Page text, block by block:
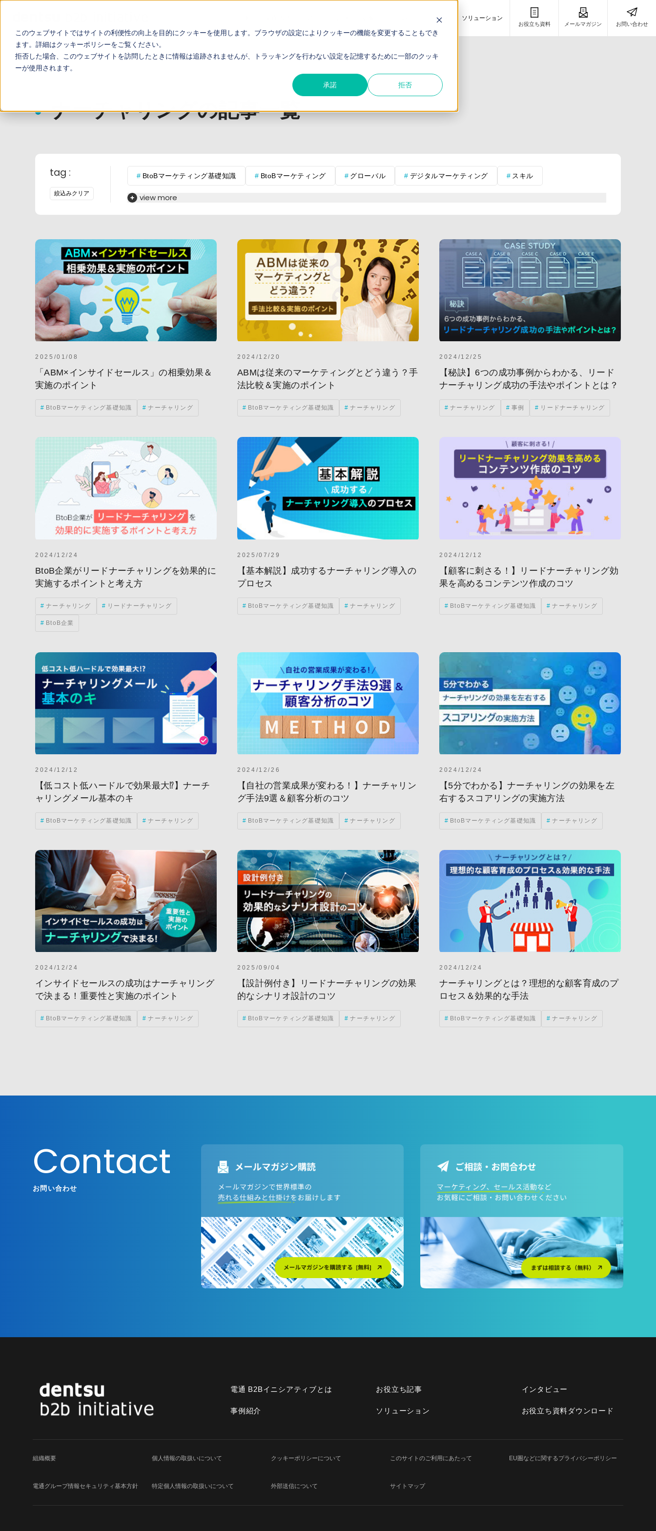
このウェブサイトではサイトの利便性の向上を目的にクッキーを使用します。ブラウザの設定によりクッキーの機能を変更することもでき
ます。詳細はクッキーポリシーをご覧ください。
拒否した場合、このウェブサイトを訪問したときに情報は追跡されませんが、トラッキングを行わない設定を記憶するために一部のクッキ
ーが使用されます。
承諾 拒否
事例 ソリューション
お役立ち資料 メールマガジン お問い合わせ
TOP お役立ち記事
ナーチャリングの記事一覧
tag :
絞込みクリア
BtoBマーケティング基礎知識 BtoBマーケティング グローバル デジタルマーケティング スキル
営業コンサルが語るここだけの話
ナーチャリング 海外展開 ライティング ブランディング 営業戦略 PRM
アメリカ リードナーチャリング リード獲得 海外勤務 ABMツール DX MAツール
インテントデータ グローバルマーケティング チャットボット ツール選定 トランスクリエーション
マーケティング マーケティングトレンド 活用事例 BPM BtoB企業 MA(マーケティングオートメーション)
PDCA RPAツール SaaS インタビュー サイト構築 メトリクス 翻訳 CVR
CX GEO GTM MOps SEO(検索エンジン最適化) SNS WEBマーケティング
クリエイティブ グローススイッチ デマジェン(デマンドジェネレーション) トレンド ホワイトペーパー
事例 代行 営業DX 手法 施策 法人サイト 現状分析
製造業・メーカー 顧客満足度
view more
2025/01/08
「ABM×インサイドセールス」の相乗効果＆
実施のポイント
BtoBマーケティング基礎知識 ナーチャリング
2024/12/20
ABMは従来のマーケティングとどう違う？手
法比較＆実施のポイント
BtoBマーケティング基礎知識 ナーチャリング
2024/12/25
【秘訣】6つの成功事例からわかる、リード
ナーチャリング成功の手法やポイントとは？
ナーチャリング 事例 リードナーチャリング
2024/12/24
BtoB企業がリードナーチャリングを効果的に
実施するポイントと考え方
ナーチャリング リードナーチャリング
BtoB企業
2025/07/29
【基本解説】成功するナーチャリング導入の
プロセス
BtoBマーケティング基礎知識 ナーチャリング
2024/12/12
【顧客に刺さる！】リードナーチャリング効
果を高めるコンテンツ作成のコツ
BtoBマーケティング基礎知識 ナーチャリング
2024/12/12
【低コスト低ハードルで効果最大⁉︎】ナーチ
ャリングメール基本のキ
BtoBマーケティング基礎知識 ナーチャリング
2024/12/26
【自社の営業成果が変わる！】ナーチャリン
グ手法9選＆顧客分析のコツ
BtoBマーケティング基礎知識 ナーチャリング
2024/12/24
【5分でわかる】ナーチャリングの効果を左
右するスコアリングの実施方法
BtoBマーケティング基礎知識 ナーチャリング
2024/12/24
インサイドセールスの成功はナーチャリング
で決まる！重要性と実施のポイント
BtoBマーケティング基礎知識 ナーチャリング
2025/09/04
【設計例付き】リードナーチャリングの効果
的なシナリオ設計のコツ
BtoBマーケティング基礎知識 ナーチャリング
2024/12/24
ナーチャリングとは？理想的な顧客育成のプ
ロセス＆効果的な手法
BtoBマーケティング基礎知識 ナーチャリング
Contact
お問い合わせ
電通 B2Bイニシアティブとは お役立ち記事 インタビュー
事例紹介 ソリューション お役立ち資料ダウンロード
組織概要 個人情報の取扱いについて クッキーポリシーについて このサイトのご利用にあたって EU圏などに関するプライバシーポリシー
電通グループ情報セキュリティ基本方針 特定個人情報の取扱いについて 外部送信について サイトマップ